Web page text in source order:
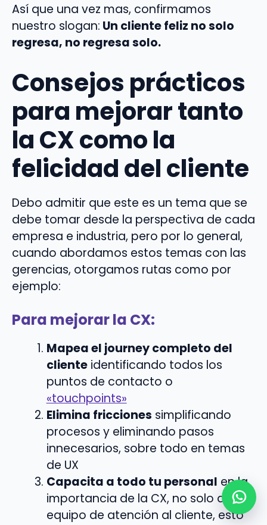
Así que una vez mas, confirmamos
nuestro slogan: Un cliente feliz no solo
regresa, no regresa solo.
Consejos prácticos
para mejorar tanto
la CX como la
felicidad del cliente
Debo admitir que este es un tema que se
debe tomar desde la perspectiva de cada
empresa e industria, pero por lo general,
cuando abordamos estos temas con las
gerencias, otorgamos rutas como por
ejemplo:
Para mejorar la CX:
Mapea el journey completo del
clienteidentificando todos los
puntos de contacto o
«touchpoints»
Elimina fricciones simplificando
procesos y eliminando pasos
innecesarios, sobre todo en temas
de UX
Capacita a todo tu personal en la
importancia de la CX, no solo al
equipo de atención al cliente, esto